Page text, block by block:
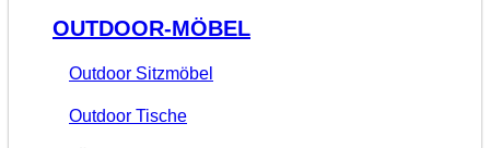
OUTDOOR-MÖBEL
Outdoor Sitzmöbel
Outdoor Tische